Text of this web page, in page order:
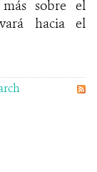
sobre el
hacia el